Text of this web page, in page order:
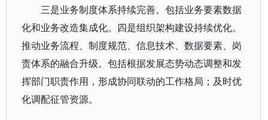
三是业务制度体系持续完善。包括业务要素数据
化和业务改造集成化。四是组织架构建设持续优化。
推动业务流程、制度规范、信息技术、数据要素、岗
责体系的融合升级。包括根据发展态势动态调整和发
挥部门职责作用，形成协同联动的工作格局；及时优
化调配征管资源。